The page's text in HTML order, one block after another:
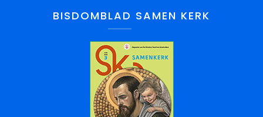
BISDOMBLAD SAMEN KERK